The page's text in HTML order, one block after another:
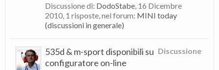
Discussione di: DodoStabe, 16 Dicembre
2010, 1 risposte, nel forum: MINI today
(discussioni in generale)
Discussione
535d & m-sport disponibili su
configuratore on-line